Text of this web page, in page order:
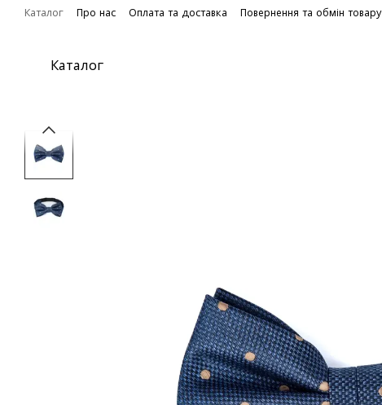
Перейти до основного контенту
Каталог Про нас Оплата та доставка Повернення та обмін товару
Каталог